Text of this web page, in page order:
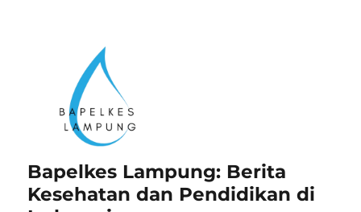
Bapelkes Lampung: Berita
Kesehatan dan Pendidikan di